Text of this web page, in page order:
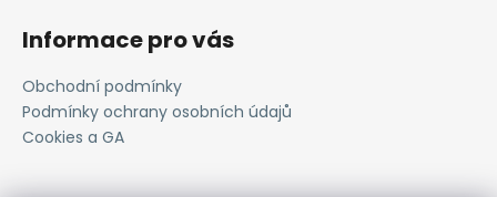
Informace pro vás
Obchodní podmínky
Podmínky ochrany osobních údajů
Cookies a GA